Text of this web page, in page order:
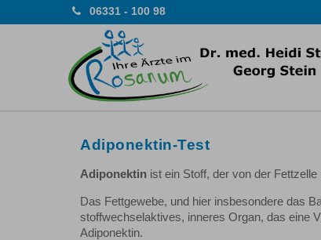
06331 - 100 98
Adiponektin-Test
Adiponektin ist ein Stoff, der von der
Das Fettgewebe, und hier insbesondere das
stoffwechselaktives, inneres Organ, das eine
Adiponektin.